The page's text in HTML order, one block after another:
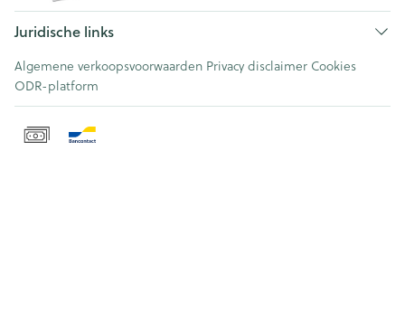
Juridische links
Algemene verkoopsvoorwaarden Privacy disclaimer Cookies
ODR-platform